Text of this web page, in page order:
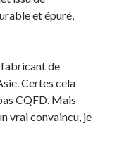
toute personnelle
toute personnelle
et épuré,
de
Certes cela
CQFD. Mais
vrai convaincu, je